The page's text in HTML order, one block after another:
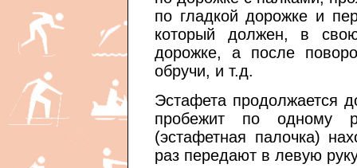
по гладкой дорожке и
который должен, в
дорожке, а после
обручи, и т.д.
Эстафета продолжается
пробежит по одному
(эстафетная палочка)
раз передают в левую